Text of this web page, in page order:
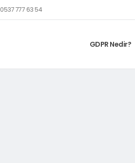
0537 777 63 54
GDPR Nedir?